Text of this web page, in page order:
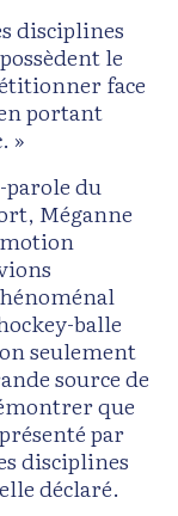
disciplines
le
face
portant
»
parole du
Méganne
balle
seulement
source de
que
par
disciplines
déclaré.